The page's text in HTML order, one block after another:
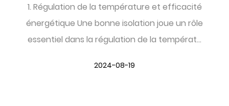
1. Régulation de la température et efficacité
énergétique Une bonne isolation joue un rôle
essentiel dans la régulation de la températ...
2024-08-19